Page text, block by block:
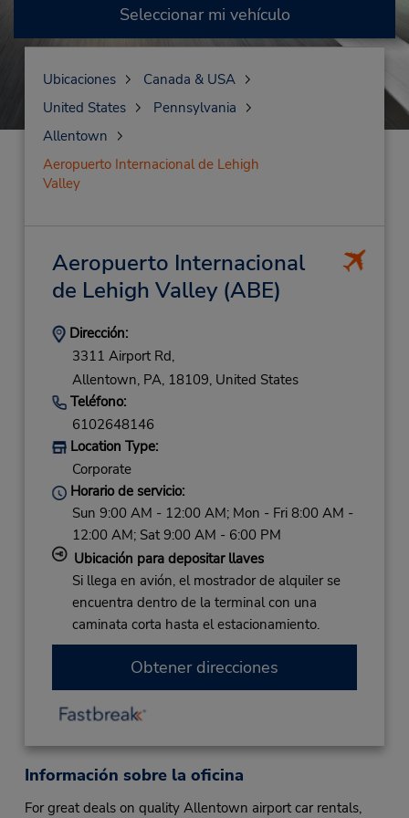
Seleccionar mi vehículo
Ubicaciones
Canada & USA
United States
Pennsylvania
Allentown
Aeropuerto Internacional de Lehigh
Valley
Aeropuerto Internacional
de Lehigh Valley(ABE)
Dirección:
3311 Airport Rd,
Allentown, PA, 18109, United States
Teléfono:
6102648146
Location Type:
Corporate
Horario de servicio:
Sun 9:00 AM - 12:00 AM; Mon - Fri 8:00 AM -
12:00 AM; Sat 9:00 AM - 6:00 PM
Ubicación para depositar llaves
Si llega en avión, el mostrador de alquiler se
encuentra dentro de la terminal con una
caminata corta hasta el estacionamiento.
Obtener direcciones
Información sobre la oficina
For great deals on quality Allentown airport car rentals,